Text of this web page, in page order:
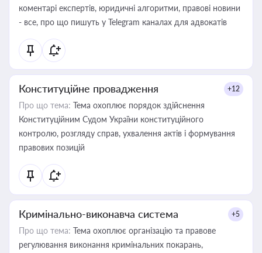
коментарі експертів, юридичні алгоритми, правові новини
- все, про що пишуть у Telegram каналах для адвокатів
Конституційне провадження +12
Про що тема: Тема охоплює порядок здійснення
Конституційним Судом України конституційного
контролю, розгляду справ, ухвалення актів і формування
правових позицій
Кримінально-виконавча система +5
Про що тема: Тема охоплює організацію та правове
регулювання виконання кримінальних покарань,